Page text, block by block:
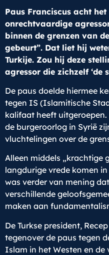
Paus Franciscus acht
onrechtvaardige
binnen de grenzen van
gebeurt”. Dat liet hij
Turkije. Zou hij deze
agressor die zichzelf ‘de
De paus doelde hiermee
tegen IS (Islamitische
kalifaat heeft
de burgeroorlog in Syrië
vluchtelingen over de
Alleen middels „krachtige
langdurige vrede komen
was verder van mening
verschillende
maken aan
De Turkse president,
tegenover de paus tegen
Islam in het Westen en